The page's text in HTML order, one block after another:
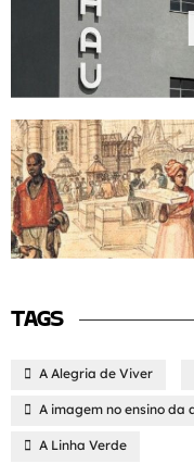
TAGS
A Alegria de Viver
A imagem no ensino da
A Linha Verde